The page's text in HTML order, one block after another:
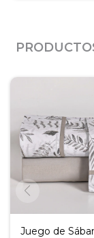
Juego de